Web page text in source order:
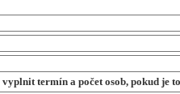
termín a počet osob, pokud je